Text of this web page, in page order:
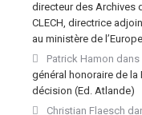
directeur des Archives
CLECH, directrice
au ministère de
Patrick Hamon dans
général honoraire de la
décision (Ed. Atlande)
Christian Flaesch